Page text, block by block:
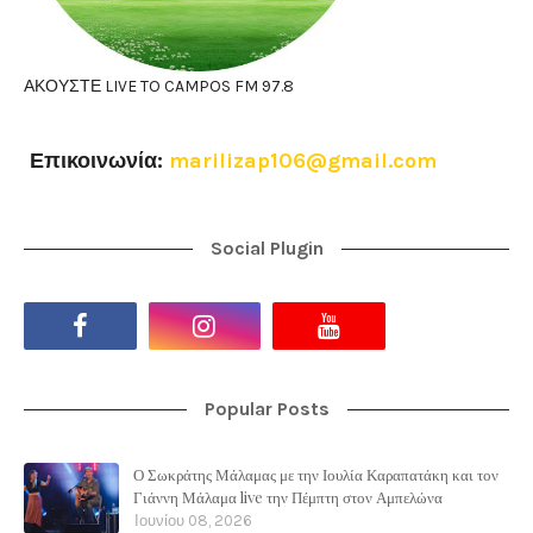
ΑΚΟΥΣΤΕ LIVE TO CAMPOS FM 97.8
Επικοινωνία: marilizap106@gmail.com
Social Plugin
Popular Posts
Ο Σωκράτης Μάλαμας με την Ιουλία Καραπατάκη και τον
Γιάννη Μάλαμα live την Πέμπτη στον Αμπελώνα
Ιουνίου 08, 2026